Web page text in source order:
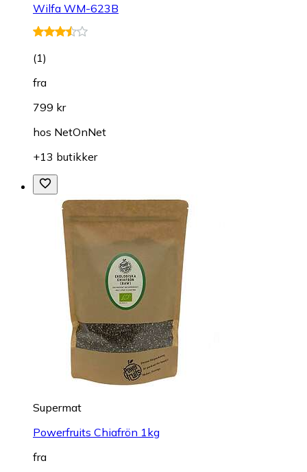
Wilfa WM-623B
(1)
fra
799 kr
hos NetOnNet
+13 butikker
Supermat
Powerfruits Chiafrön 1kg
fra